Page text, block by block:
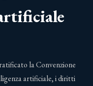
la Convenzione
artificiale, i diritti